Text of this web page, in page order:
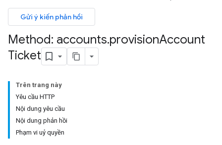
Gửi ý kiến phản hồi
Method: accounts.provisionAccount
Ticket
Trên trang này
Yêu cầu HTTP
Nội dung yêu cầu
Nội dung phản hồi
Phạm vi uỷ quyền